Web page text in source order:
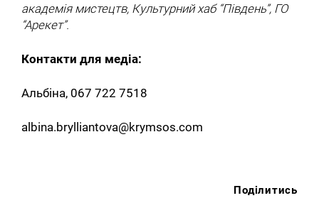
академія мистецтв, Культурний хаб “Південь”, ГО
“Арекет”.
Контакти для медіа:
Альбіна, 067 722 7518
albina.brylliantova@krymsos.com
Поділитись